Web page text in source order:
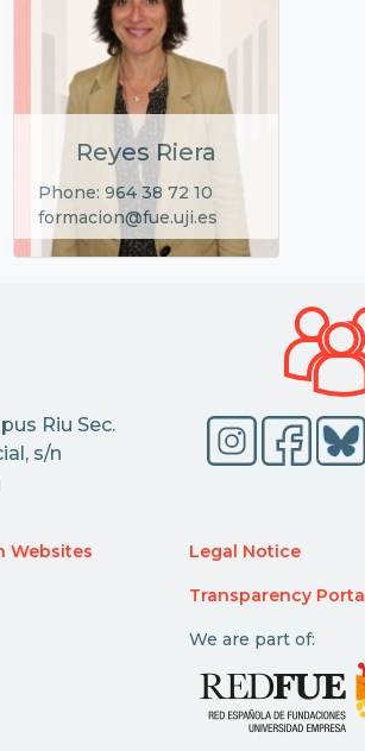
Reyes Riera
Phone: 964 38 72 10
formacion@fue.uji.es
Riu Sec.
s/n
Websites Legal Notice
Transparency Portal
We are part of: